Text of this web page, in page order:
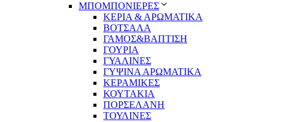
ΜΠΟΜΠΟΝΙΕΡΕΣ
ΚΕΡΙΑ & ΑΡΩΜΑΤΙΚΑ
ΒΟΤΣΑΛΑ
ΓΑΜΟΣ&ΒΑΠΤΙΣΗ
ΓΟΥΡΙΑ
ΓΥΑΛΙΝΕΣ
ΓΥΨΙΝΑ ΑΡΩΜΑΤΙΚΑ
ΚΕΡΑΜΙΚΕΣ
ΚΟΥΤΑΚΙΑ
ΠΟΡΣΕΛΑΝΗ
ΤΟΥΛΙΝΕΣ